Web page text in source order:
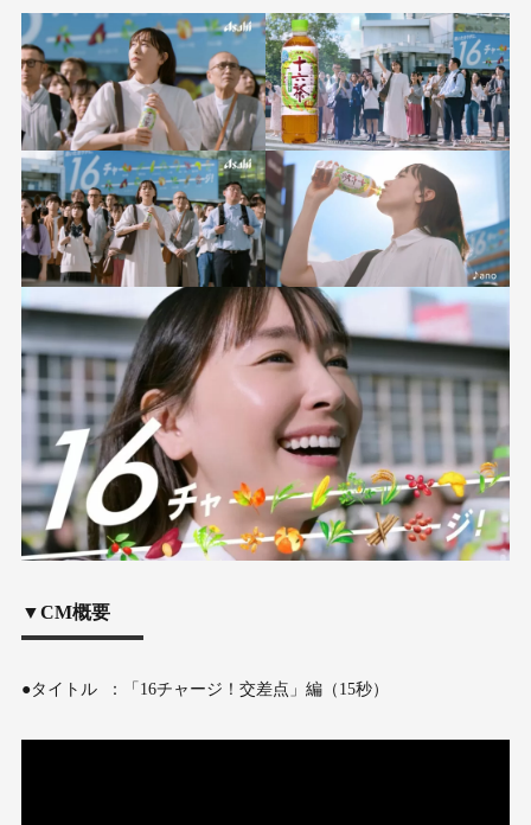
▼CM概要
●タイトル ：「16チャージ！交差点」編（15秒）